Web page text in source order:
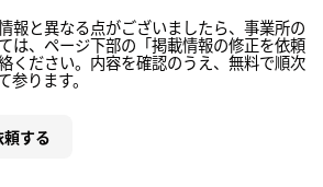
報と異なる点がございましたら、事業所の
は、ページ下部の「掲載情報の修正を依頼
ください。内容を確認のうえ、無料で順次
参ります。
する